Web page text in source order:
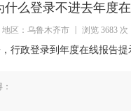
什么登录不进去年度
地区：乌鲁木齐市 浏览 3683 次
行政登录到年度在线报告